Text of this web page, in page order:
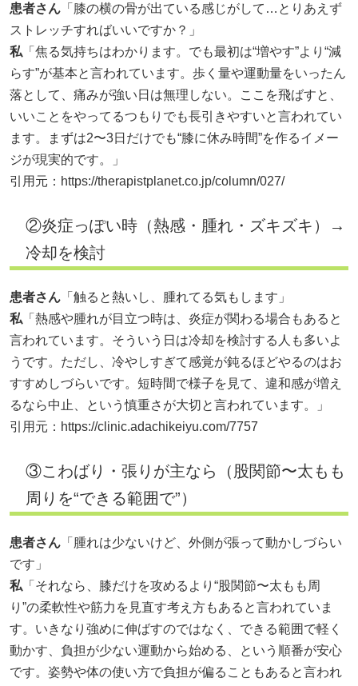
患者さん 「膝の横の骨が出ている感じがして…とりあえず
ストレッチすればいいですか？」
私 「焦る気持ちはわかります。でも最初は“増やす”より“減
らす”が基本と言われています。歩く量や運動量をいったん
落として、痛みが強い日は無理しない。ここを飛ばすと、
いいことをやってるつもりでも長引きやすいと言われてい
ます。まずは2〜3日だけでも“膝に休み時間”を作るイメー
ジが現実的です。」
引用元： https://therapistplanet.co.jp/column/027/
②炎症っぽい時（熱感・腫れ・ズキズキ）→
冷却を検討
患者さん 「触ると熱いし、腫れてる気もします」
私 「熱感や腫れが目立つ時は、炎症が関わる場合もあると
言われています。そういう日は冷却を検討する人も多いよ
うです。ただし、冷やしすぎて感覚が鈍るほどやるのはお
すすめしづらいです。短時間で様子を見て、違和感が増え
るなら中止、という慎重さが大切と言われています。」
引用元： https://clinic.adachikeiyu.com/7757
③こわばり・張りが主なら（股関節〜太もも
周りを“できる範囲で”）
患者さん 「腫れは少ないけど、外側が張って動かしづらい
です」
私 「それなら、膝だけを攻めるより“股関節〜太もも周
り”の柔軟性や筋力を見直す考え方もあると言われていま
す。いきなり強めに伸ばすのではなく、できる範囲で軽く
動かす、負担が少ない運動から始める、という順番が安心
です。姿勢や体の使い方で負担が偏ることもあると言われ